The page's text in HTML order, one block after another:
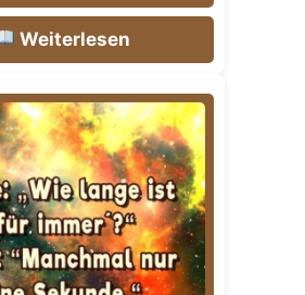
Weiterlesen